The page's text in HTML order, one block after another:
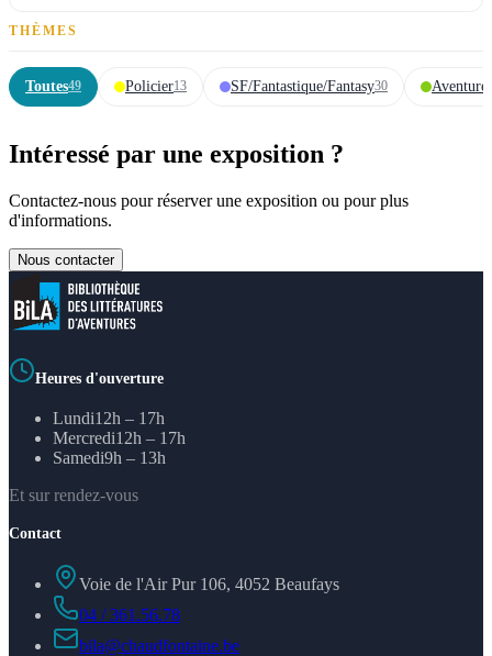
THÈMES
Toutes49 Policier13 SF/Fantastique/Fantasy30 Aventures
Intéressé par une exposition ?
Contactez-nous pour réserver une exposition ou pour plus
d'informations.
Nous contacter
Heures d'ouverture
Lundi12h – 17h
Mercredi12h – 17h
Samedi9h – 13h
Et sur rendez-vous
Contact
Voie de l'Air Pur 106, 4052 Beaufays
04 / 361.56.78
bila@chaudfontaine.be